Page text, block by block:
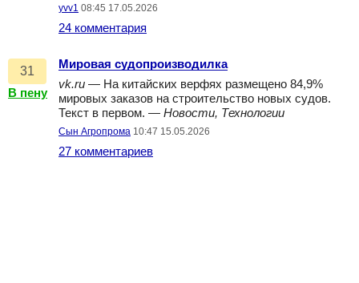
yvv1 08:45 17.05.2026
24 комментария
31
В пену
Мировая судопроизводилка
vk.ru — На китайских верфях размещено 84,9%
мировых заказов на строительство новых судов.
Текст в первом. — Новости, Технологии
Сын Агропрома 10:47 15.05.2026
27 комментариев